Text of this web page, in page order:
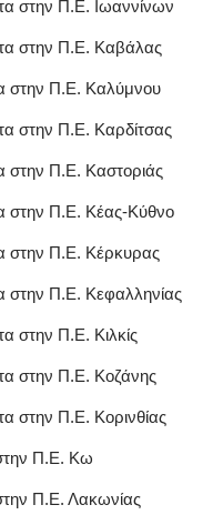
στην Π.Ε. Ιωαννίνων
στην Π.Ε. Καβάλας
στην Π.Ε. Καλύμνου
στην Π.Ε. Καρδίτσας
στην Π.Ε. Καστοριάς
στην Π.Ε. Κέας-Κύθνο
στην Π.Ε. Κέρκυρας
στην Π.Ε. Κεφαλληνίας
στην Π.Ε. Κιλκίς
στην Π.Ε. Κοζάνης
στην Π.Ε. Κορινθίας
Π.Ε. Κω
Π.Ε. Λακωνίας